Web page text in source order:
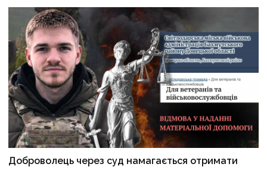
Доброволець через суд намагається отримати